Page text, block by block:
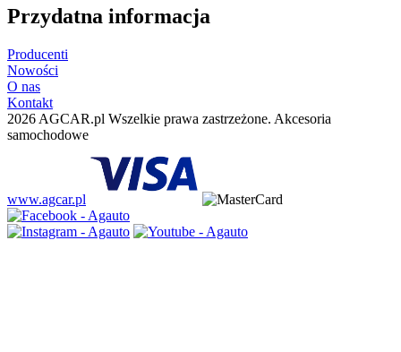
Przydatna informacja
Producenti
Nowości
O nas
Kontakt
2026 AGCAR.pl Wszelkie prawa zastrzeżone. Akcesoria
samochodowe
www.agcar.pl